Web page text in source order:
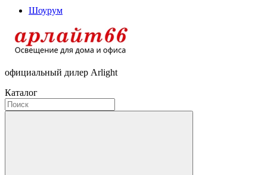
Шоурум
официальный дилер Arlight
Каталог